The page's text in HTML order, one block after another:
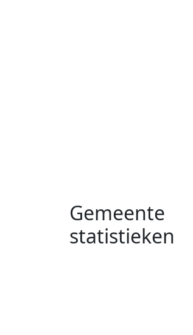
Gemeente
statistieken